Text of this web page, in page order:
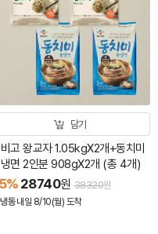
담기
고 왕교자 1.05kgX2개+동치미
면 2인분 908gX2개 (총 4개)
% 28740원 38320원
냉동 내일 8/10(월) 도착